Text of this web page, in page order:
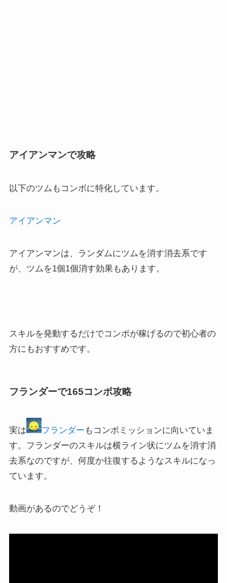
アイアンマンで攻略
以下のツムもコンボに特化しています。
アイアンマン
アイアンマンは、ランダムにツムを消す消去系です
が、ツムを1個1個消す効果もあります。
スキルを発動するだけでコンボが稼げるので初心者の
方にもおすすめです。
フランダーで165コンボ攻略
実は フランダー もコンボミッションに向いていま
す。フランダーのスキルは横ライン状にツムを消す消
去系なのですが、何度か往復するようなスキルになっ
ています。
動画があるのでどうぞ！